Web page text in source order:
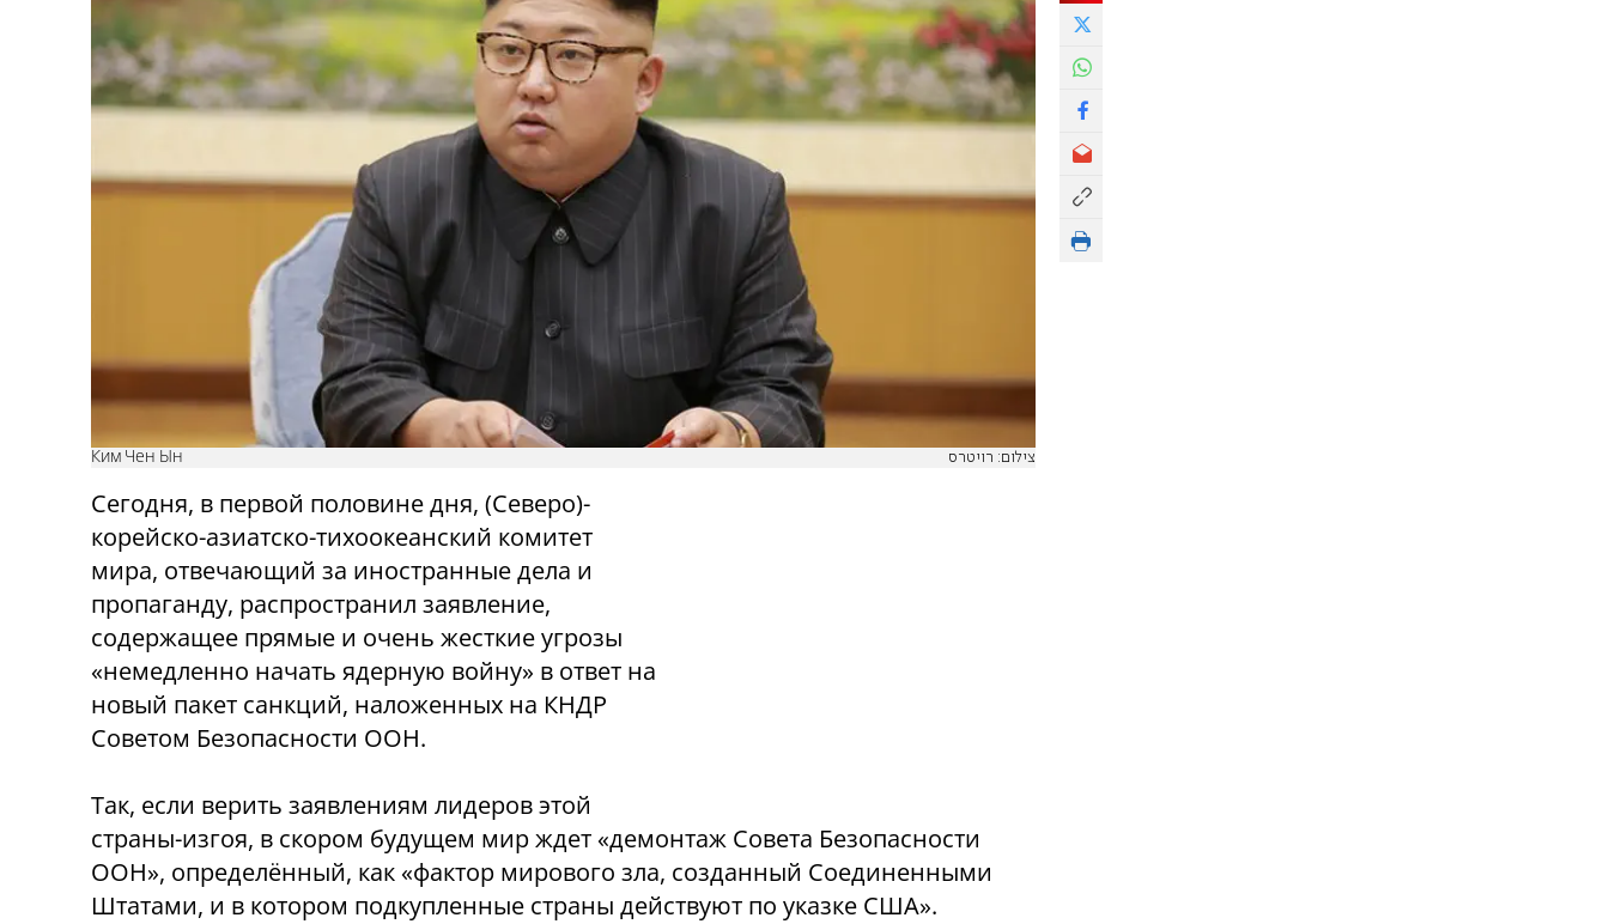
Ким Чен Ын צילום: רויטרס
Сегодня, в первой половине дня, (Северо)-
корейско-азиатско-тихоокеанский комитет
мира, отвечающий за иностранные дела и
пропаганду, распространил заявление,
содержащее прямые и очень жесткие угрозы
«немедленно начать ядерную войну» в ответ на
новый пакет санкций, наложенных на КНДР
Советом Безопасности ООН.
Так, если верить заявлениям лидеров этой
страны-изгоя, в скором будущем мир ждет «демонтаж Совета Безопасности
ООН», определённый, как «фактор мирового зла, созданный Соединенными
Штатами, и в котором подкупленные страны действуют по указке США».